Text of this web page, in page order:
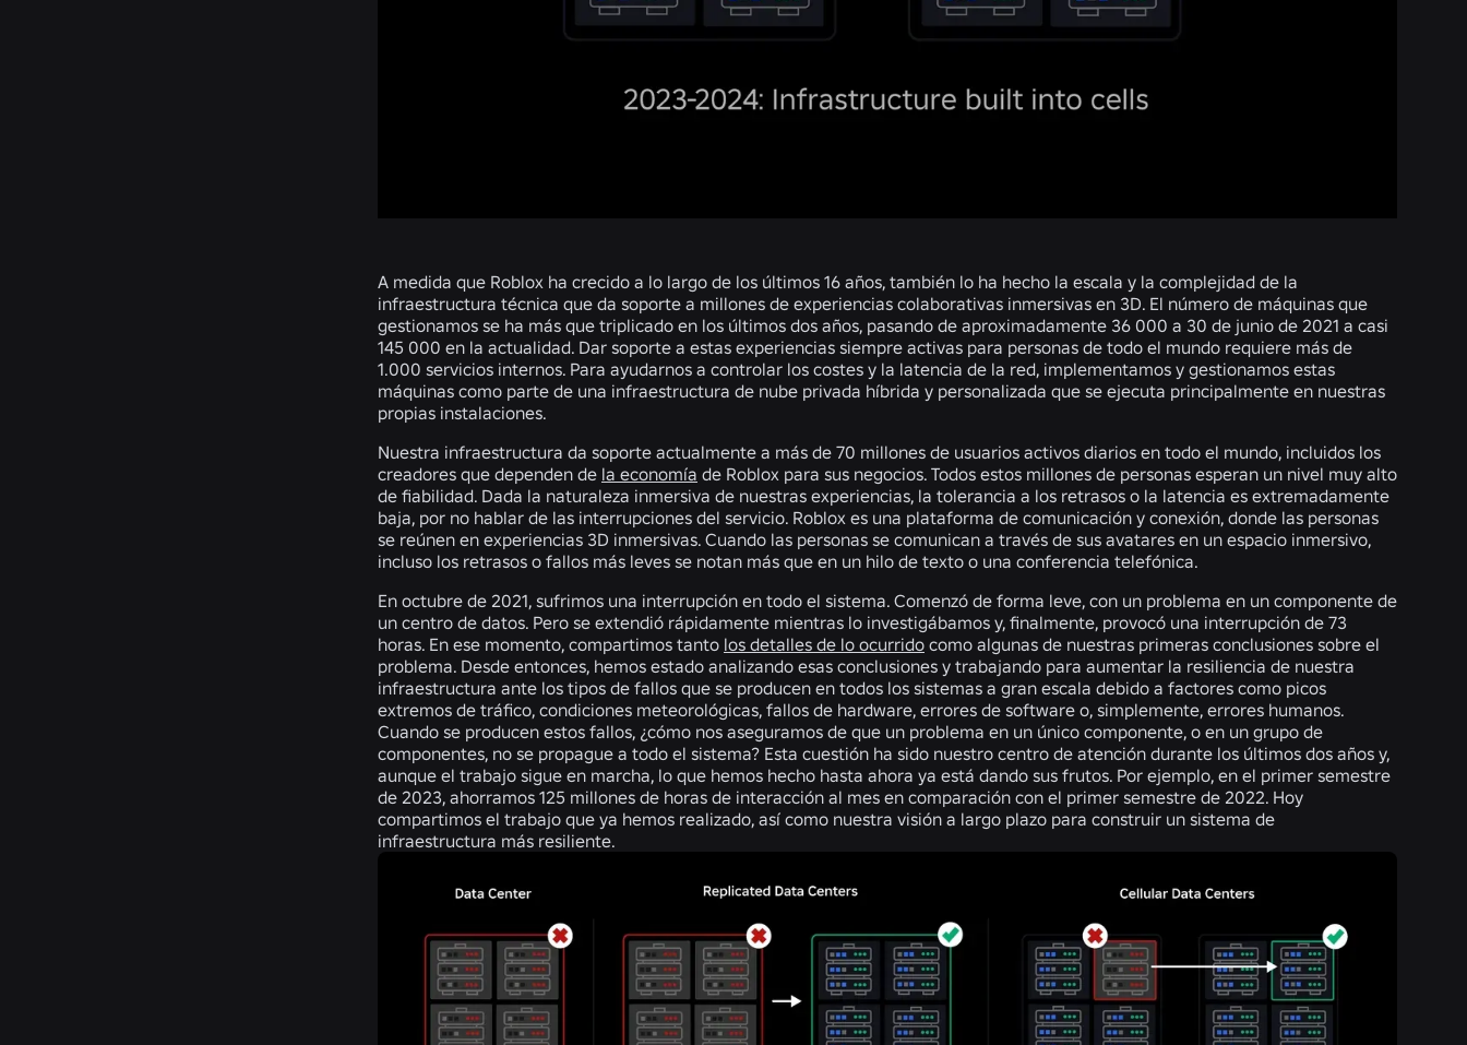
A medida que Roblox ha crecido a lo largo de los últimos 16 años, también lo ha hecho la escala y la complejidad de la
infraestructura técnica que da soporte a millones de experiencias colaborativas inmersivas en 3D. El número de máquinas que
gestionamos se ha más que triplicado en los últimos dos años, pasando de aproximadamente 36 000 a 30 de junio de 2021 a casi
145 000 en la actualidad. Dar soporte a estas experiencias siempre activas para personas de todo el mundo requiere más de
1.000 servicios internos. Para ayudarnos a controlar los costes y la latencia de la red, implementamos y gestionamos estas
máquinas como parte de una infraestructura de nube privada híbrida y personalizada que se ejecuta principalmente en nuestras
propias instalaciones.
Nuestra infraestructura da soporte actualmente a más de 70 millones de usuarios activos diarios en todo el mundo, incluidos los
creadores que dependen de la economía de Roblox para sus negocios. Todos estos millones de personas esperan un nivel muy alto
de fiabilidad. Dada la naturaleza inmersiva de nuestras experiencias, la tolerancia a los retrasos o la latencia es extremadamente
baja, por no hablar de las interrupciones del servicio. Roblox es una plataforma de comunicación y conexión, donde las personas
se reúnen en experiencias 3D inmersivas. Cuando las personas se comunican a través de sus avatares en un espacio inmersivo,
incluso los retrasos o fallos más leves se notan más que en un hilo de texto o una conferencia telefónica.
En octubre de 2021, sufrimos una interrupción en todo el sistema. Comenzó de forma leve, con un problema en un componente de
un centro de datos. Pero se extendió rápidamente mientras lo investigábamos y, finalmente, provocó una interrupción de 73
horas. En ese momento, compartimos tanto los detalles de lo ocurrido como algunas de nuestras primeras conclusiones sobre el
problema. Desde entonces, hemos estado analizando esas conclusiones y trabajando para aumentar la resiliencia de nuestra
infraestructura ante los tipos de fallos que se producen en todos los sistemas a gran escala debido a factores como picos
extremos de tráfico, condiciones meteorológicas, fallos de hardware, errores de software o, simplemente, errores humanos.
Cuando se producen estos fallos, ¿cómo nos aseguramos de que un problema en un único componente, o en un grupo de
componentes, no se propague a todo el sistema? Esta cuestión ha sido nuestro centro de atención durante los últimos dos años y,
aunque el trabajo sigue en marcha, lo que hemos hecho hasta ahora ya está dando sus frutos. Por ejemplo, en el primer semestre
de 2023, ahorramos 125 millones de horas de interacción al mes en comparación con el primer semestre de 2022. Hoy
compartimos el trabajo que ya hemos realizado, así como nuestra visión a largo plazo para construir un sistema de
infraestructura más resiliente.